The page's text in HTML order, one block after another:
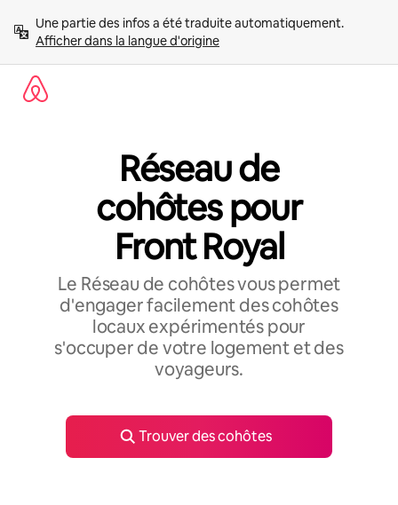
directement
contenu
Afficher dans la langue d'origine
Réseau de
cohôtes pour
Front Royal
Le Réseau de cohôtes vous permet
d'engager facilement des cohôtes
locaux expérimentés pour
s'occuper de votre logement et des
voyageurs.
Trouver des cohôtes